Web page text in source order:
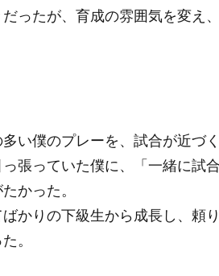
ったが、育成の雰囲気を変え
い僕のプレーを、試合が近づ
張っていた僕に、「一緒に試
かった。
かりの下級生から成長し、頼
。